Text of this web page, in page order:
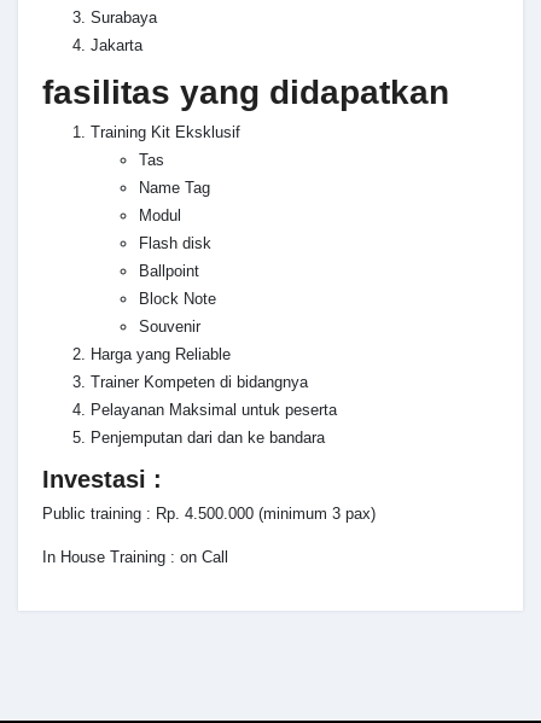
Surabaya
Jakarta
fasilitas yang didapatkan
Training Kit Eksklusif
Tas
Name Tag
Modul
Flash disk
Ballpoint
Block Note
Souvenir
Harga yang Reliable
Trainer Kompeten di bidangnya
Pelayanan Maksimal untuk peserta
Penjemputan dari dan ke bandara
Investasi :
Public training : Rp. 4.500.000 (minimum 3 pax)
In House Training : on Call